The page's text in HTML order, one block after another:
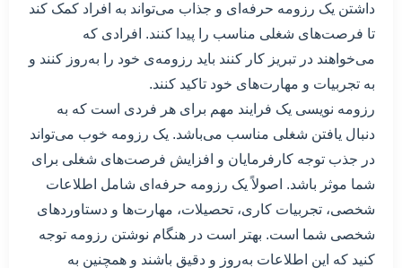
داشتن یک رزومه حرفه‌ای و جذاب می‌تواند به افراد کمک کند
تا فرصت‌های شغلی مناسب را پیدا کنند. افرادی که
می‌خواهند در تبریز کار کنند باید رزومه‌ی خود را به‌روز کنند و
به تجربیات و مهارت‌های خود تاکید کنند.
رزومه نویسی یک فرایند مهم برای هر فردی است که به
دنبال یافتن شغلی مناسب می‌باشد. یک رزومه خوب می‌تواند
در جذب توجه کارفرمایان و افزایش فرصت‌های شغلی برای
شما موثر باشد. اصولاً یک رزومه حرفه‌ای شامل اطلاعات
شخصی، تجربیات کاری، تحصیلات، مهارت‌ها و دستاوردهای
شخصی شما است. بهتر است در هنگام نوشتن رزومه توجه
کنید که این اطلاعات به‌روز و دقیق باشند و همچنین به